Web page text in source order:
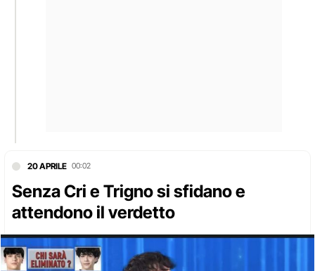
20 APRILE 00:02
Senza Cri e Trigno si sfidano e
attendono il verdetto